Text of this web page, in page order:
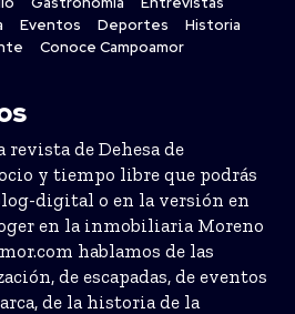
Eventos Deportes
Historia
Conoce Campoamor
revista de Dehesa de
y tiempo libre que podrás
digital o en la versión en
en la inmobiliaria Moreno
hablamos de las
de escapadas, de eventos
de la historia de la